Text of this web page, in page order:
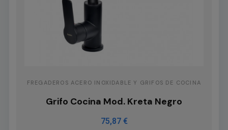
FREGADEROS ACERO INOXIDABLE Y GRIFOS DE COCINA
Grifo Cocina Mod. Kreta Negro
75,87 €